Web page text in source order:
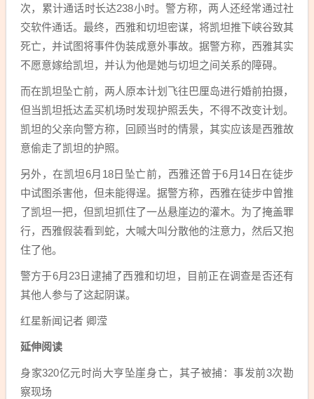
次，累计通话时长达238小时。警方称，两人还经常通过社
交软件通话。最终，西雅和切坦密谋，将凯坦推下峡谷致其
死亡，并试图将事件伪装成意外事故。据警方称，西雅其实
不愿意嫁给凯坦，并认为他是她与切坦之间关系的障碍。
而在凯坦坠亡前，两人原本计划飞往巴厘岛进行婚前拍摄，
但当凯坦抵达孟买机场时发现护照丢失，不得不改变计划。
凯坦的父亲向警方称，回顾当时的情景，其实应该是西雅故
意偷走了凯坦的护照。
另外，在凯坦6月18日坠亡前，西雅还曾于6月14日在徒步
中试图杀害他，但未能得逞。据警方称，西雅在徒步中曾推
了凯坦一把，但凯坦抓住了一丛悬崖边的灌木。为了掩盖罪
行，西雅假装看到蛇，大喊大叫分散他的注意力，然后又抱
住了他。
警方于6月23日逮捕了西雅和切坦，目前正在调查是否还有
其他人参与了这起阴谋。
红星新闻记者 卿滢
延伸阅读
身家320亿元时尚大亨坠崖身亡，其子被捕：事发前3次勘
察现场